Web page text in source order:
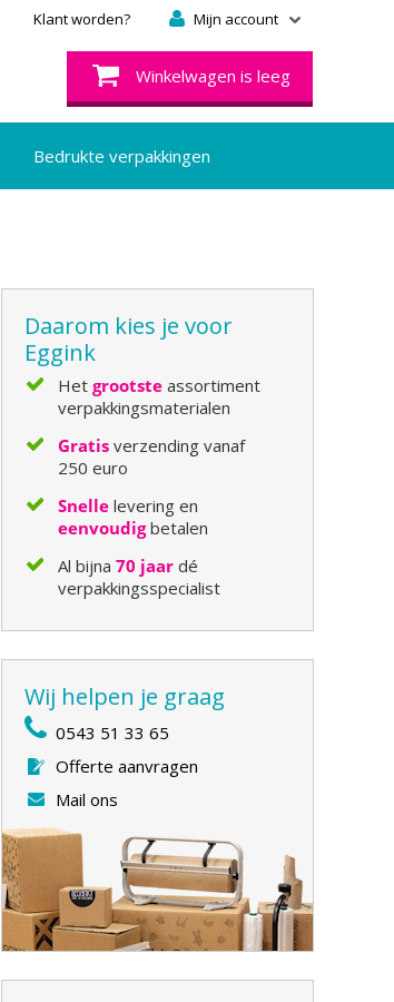
Mijn account
Klant worden?
Winkelwagen is leeg
Bedrukte verpakkingen
Daarom kies je voor
Eggink
Hetgrootste assortiment
verpakkingsmaterialen
Gratis verzending vanaf
250 euro
Snelle levering en
eenvoudigbetalen
Al bijna70 jaar dé
verpakkingsspecialist
Wij helpen je graag
0543 51 33 65
Offerte aanvragen
Mail ons